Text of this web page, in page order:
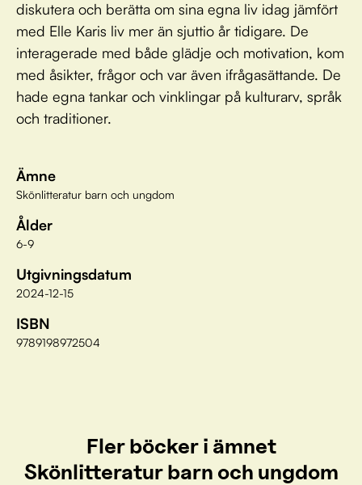
diskutera och berätta om sina egna liv idag jämfört
med Elle Karis liv mer än sjuttio år tidigare. De
interagerade med både glädje och motivation, kom
med åsikter, frågor och var även ifrågasättande. De
hade egna tankar och vinklingar på kulturarv, språk
och traditioner.
Ämne
Skönlitteratur barn och ungdom
Ålder
6-9
Utgivningsdatum
2024-12-15
ISBN
9789198972504
Fler böcker i ämnet
Skönlitteratur barn och ungdom